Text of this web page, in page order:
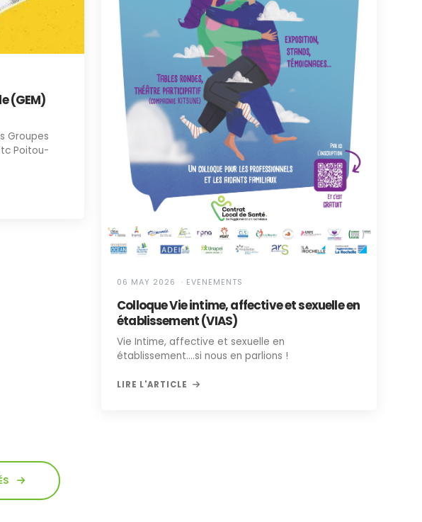
(GEM)
Groupes
Poitou-
06 MAY 2026 · EVENEMENTS
Colloque Vie intime, affective et sexuelle en
établissement (VIAS)
Vie Intime, affective et sexuelle en
établissement....si nous en parlions !
LIRE L'ARTICLE